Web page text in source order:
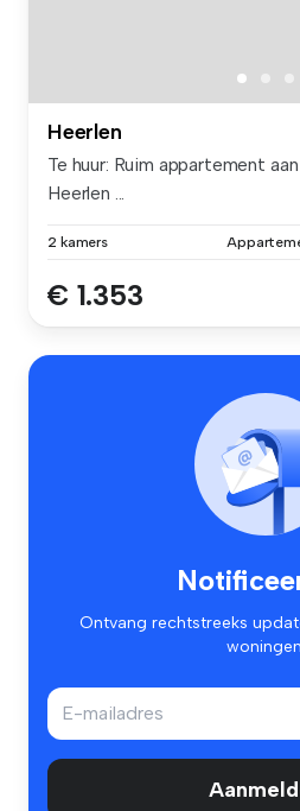
Heerlen
Te huur: Ruim appartement
Heerlen ...
2 kamers
€ 1.353
Ontvang rechtstreeks